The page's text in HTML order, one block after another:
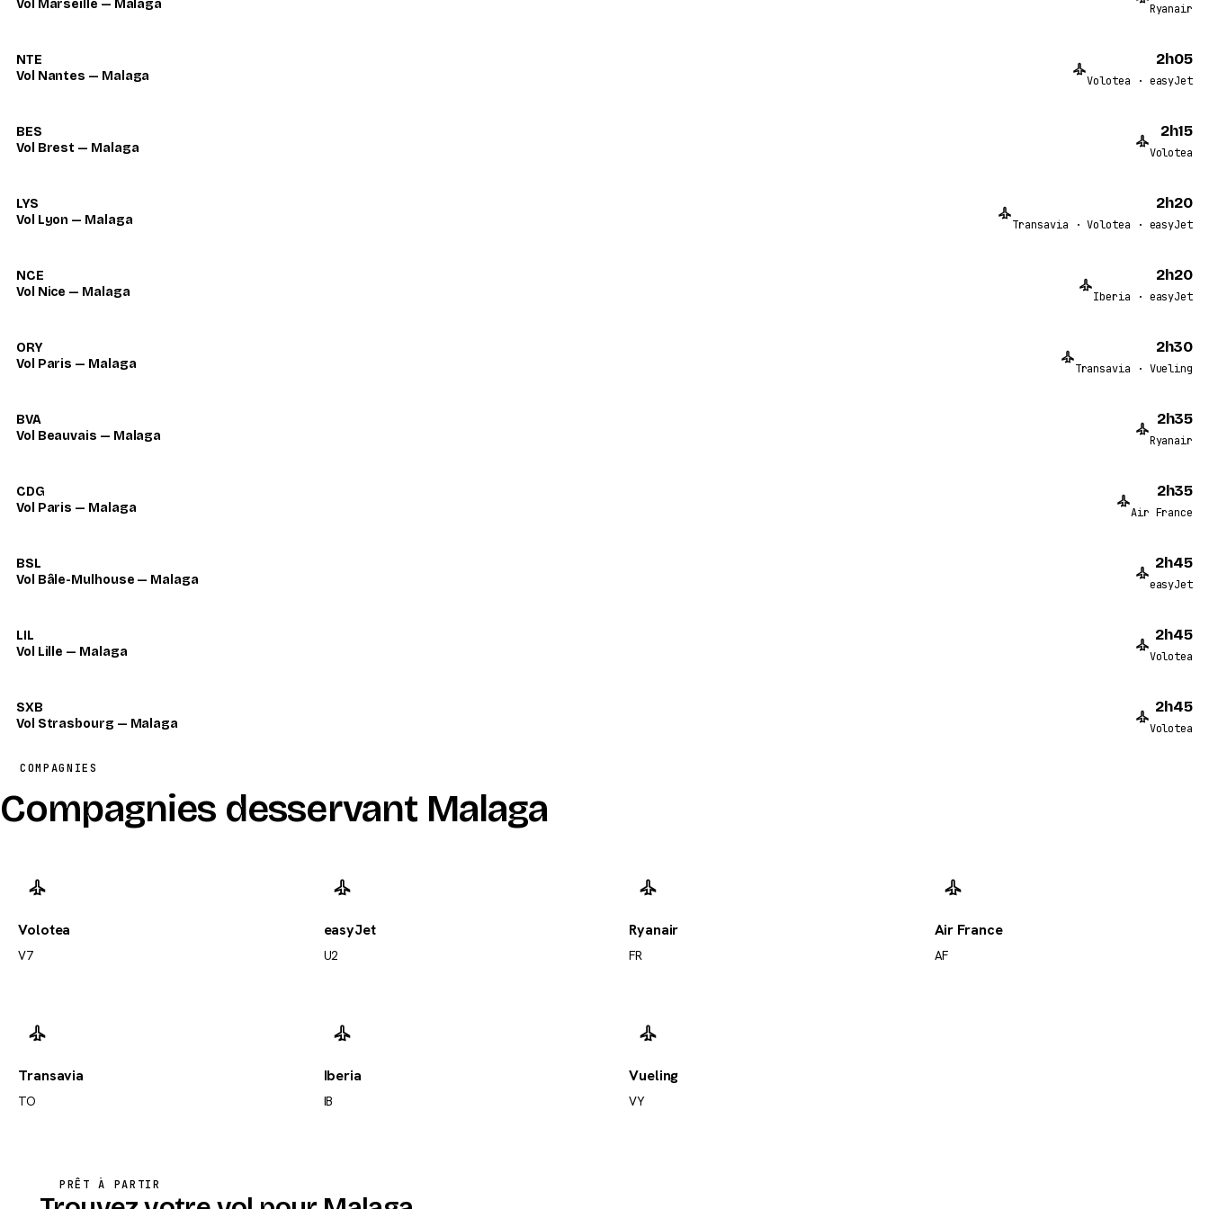
Vol Marseille — Malaga
Ryanair
NTE
Vol Nantes — Malaga
2h05
Volotea · easyJet
BES
Vol Brest — Malaga
2h15
Volotea
LYS
Vol Lyon — Malaga
2h20
Transavia · Volotea · easyJet
NCE
Vol Nice — Malaga
2h20
Iberia · easyJet
ORY
Vol Paris — Malaga
2h30
Transavia · Vueling
BVA
Vol Beauvais — Malaga
2h35
Ryanair
CDG
Vol Paris — Malaga
2h35
Air France
BSL
Vol Bâle-Mulhouse — Malaga
2h45
easyJet
LIL
Vol Lille — Malaga
2h45
Volotea
SXB
Vol Strasbourg — Malaga
2h45
Volotea
COMPAGNIES
Compagnies desservant Malaga
Volotea
V7
easyJet
U2
Ryanair
FR
Air France
AF
Transavia
TO
Iberia
IB
Vueling
VY
PRÊT À PARTIR